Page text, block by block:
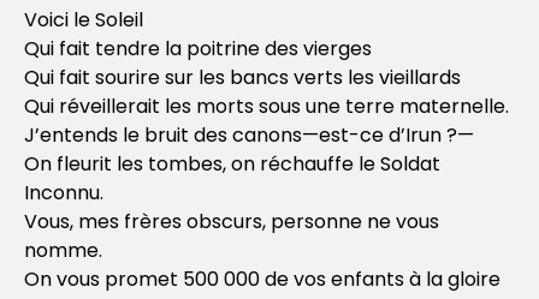
Voici le Soleil
Qui fait tendre la poitrine des vierges
Qui fait sourire sur les bancs verts les vieillards
Qui réveillerait les morts sous une terre maternelle.
J’entends le bruit des canons—est-ce d’Irun ?—
On fleurit les tombes, on réchauffe le Soldat
Inconnu.
Vous, mes frères obscurs, personne ne vous
nomme.
On vous promet 500 000 de vos enfants à la gloire